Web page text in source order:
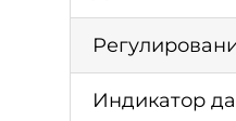
Индикатор